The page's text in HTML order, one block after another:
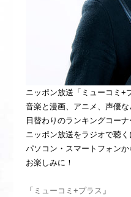
ニッポン放送「ミューコミ+
音楽と漫画、アニメ、声優な
日替わりのランキングコー
ニッポン放送をラジオで聴
パソコン・スマートフォンか
お楽しみに！
「 ミューコミ+プラス 」